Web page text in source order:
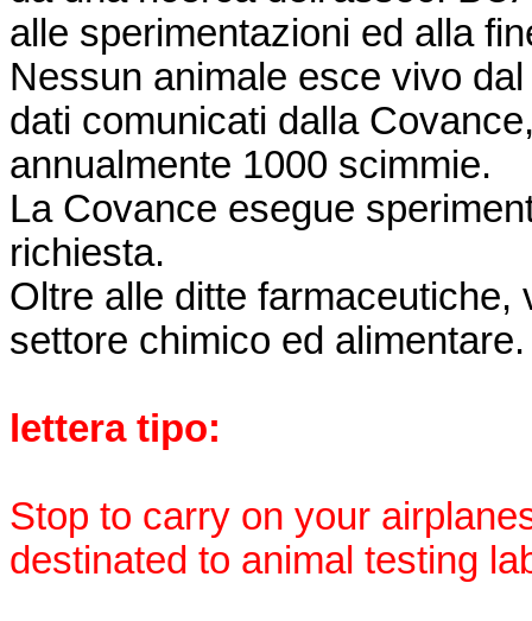
alle sperimentazioni ed alla
Nessun animale esce vivo
dati comunicati dalla
annualmente 1000 scimmie.
La Covance esegue
richiesta.
Oltre alle ditte
settore chimico ed alimentare.
lettera tipo:
Stop to carry on your
destinated to animal testing